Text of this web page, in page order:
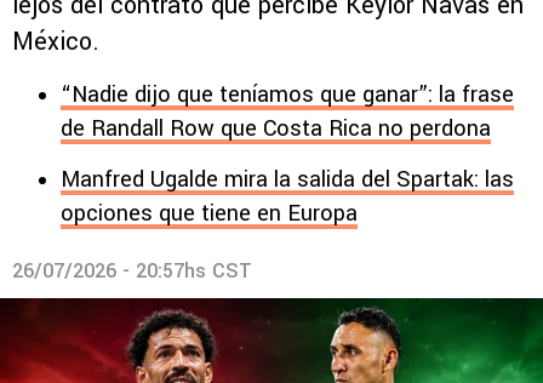
México.
“Nadie dijo que teníamos que ganar”: la frase
de Randall Row que Costa Rica no perdona
Manfred Ugalde mira la salida del Spartak: las
opciones que tiene en Europa
26/07/2026 - 20:57hs CST